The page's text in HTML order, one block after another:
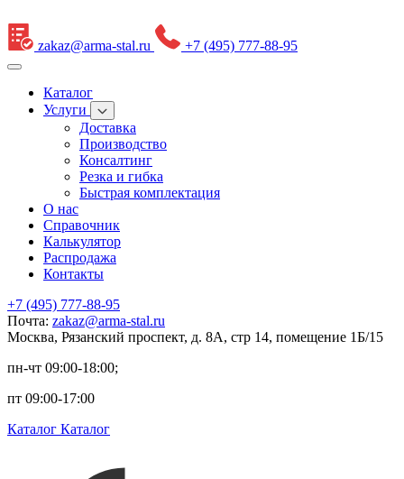
zakaz@arma-stal.ru +7 (495) 777-88-95
Каталог
Услуги
Доставка
Производство
Консалтинг
Резка и гибка
Быстрая комплектация
О нас
Справочник
Калькулятор
Распродажа
Контакты
+7 (495) 777-88-95
Почта: zakaz@arma-stal.ru
Москва, Рязанский проспект, д. 8А, стр 14, помещение 1Б/15
пн-чт 09:00-18:00;
пт 09:00-17:00
Каталог Каталог